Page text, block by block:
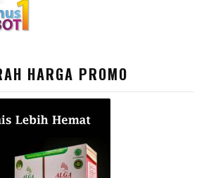
HARGA PROMO